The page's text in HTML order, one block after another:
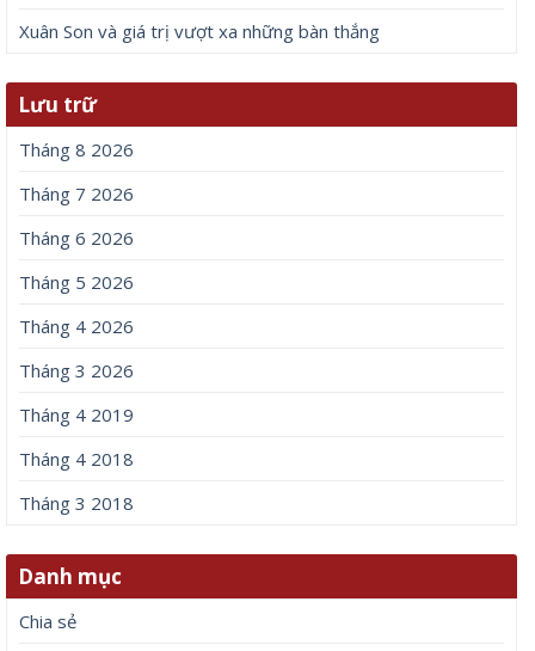
Xuân Son và giá trị vượt xa những bàn thắng
Lưu trữ
Tháng 8 2026
Tháng 7 2026
Tháng 6 2026
Tháng 5 2026
Tháng 4 2026
Tháng 3 2026
Tháng 4 2019
Tháng 4 2018
Tháng 3 2018
Danh mục
Chia sẻ